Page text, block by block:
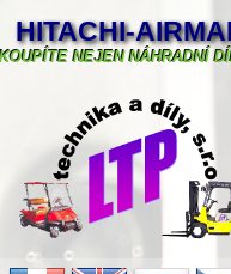
HITACHI-
NEJEN NÁHRADNÍ